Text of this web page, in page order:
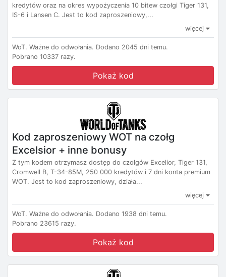
kredytów oraz na okres wypożyczenia 10 bitew czołgi Tiger 131,
IS-6 i Lansen C. Jest to kod zaproszeniowy,...
więcej
WoT. Ważne do odwołania. Dodano 2045 dni temu.
Pobrano 10337 razy.
Pokaż kod
Kod zaproszeniowy WOT na czołg
Excelsior + inne bonusy
Z tym kodem otrzymasz dostęp do czołgów Excelior, Tiger 131,
Cromwell B, T-34-85M, 250 000 kredytów i 7 dni konta premium
WOT. Jest to kod zaproszeniowy, działa...
więcej
WoT. Ważne do odwołania. Dodano 1938 dni temu.
Pobrano 23615 razy.
Pokaż kod